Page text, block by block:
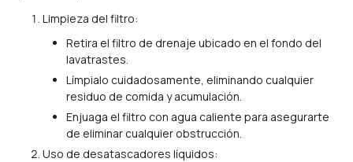
Limpieza del filtro:
Retira el filtro de drenaje ubicado en el fondo del
lavatrastes.
Límpialo cuidadosamente, eliminando cualquier
residuo de comida y acumulación.
Enjuaga el filtro con agua caliente para asegurarte
de eliminar cualquier obstrucción.
Uso de desatascadores líquidos: